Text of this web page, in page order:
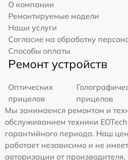
О компании
Ремонтируемые модели
Наши услуги
Согласие на обработку
Способы оплаты
Ремонт устройств
Оптических
прицелов
прицелов
Мы занимаемся ремонтом и
обслуживанием техники
гарантийного периода. Наш
работает независимо и не
авторизации от